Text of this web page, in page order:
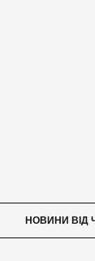
НОВИНИ ВІД